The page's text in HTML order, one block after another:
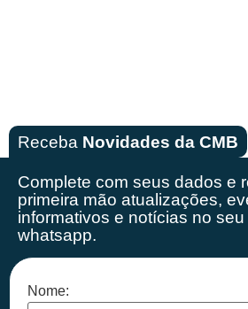
Receba Novidades da CMB
Complete com seus dados e
primeira mão atualizações,
informativos e notícias no seu
whatsapp.
Nome: